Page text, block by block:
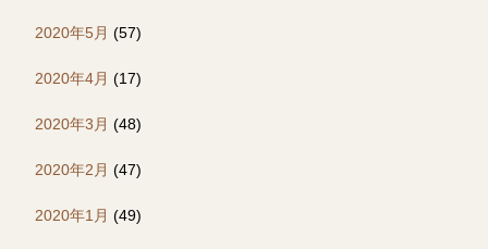
2020年5月 (57)
2020年4月 (17)
2020年3月 (48)
2020年2月 (47)
2020年1月 (49)